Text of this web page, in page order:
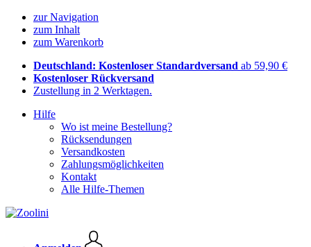
zur Navigation
zum Inhalt
zum Warenkorb
Deutschland: Kostenloser Standardversand ab 59,90 €
Kostenloser Rückversand
Zustellung in 2 Werktagen.
Hilfe
Wo ist meine Bestellung?
Rücksendungen
Versandkosten
Zahlungsmöglichkeiten
Kontakt
Alle Hilfe-Themen